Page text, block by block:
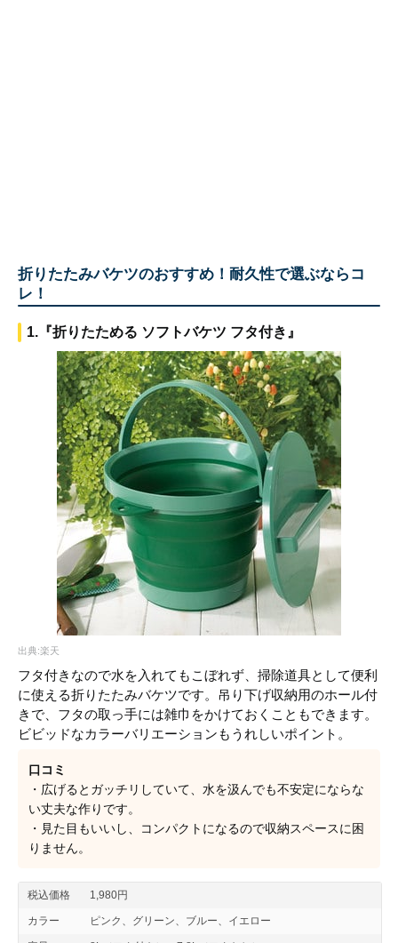
折りたたみバケツのおすすめ！耐久性で選ぶならコ
レ！
1.『折りたためる ソフトバケツ フタ付き』
出典:楽天
フタ付きなので水を入れてもこぼれず、掃除道具として便利
に使える折りたたみバケツです。吊り下げ収納用のホール付
きで、フタの取っ手には雑巾をかけておくこともできます。
ビビッドなカラーバリエーションもうれしいポイント。
口コミ
・広げるとガッチリしていて、水を汲んでも不安定にならな
い丈夫な作りです。
・見た目もいいし、コンパクトになるので収納スペースに困
りません。
税込価格 1,980円
カラー ピンク、グリーン、ブルー、イエロー